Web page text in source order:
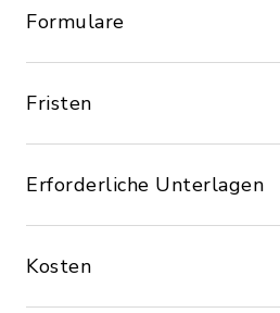
Formulare
Fristen
Erforderliche Unterlagen
Kosten